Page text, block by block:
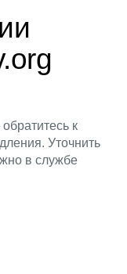
к
Уточнить
в службе